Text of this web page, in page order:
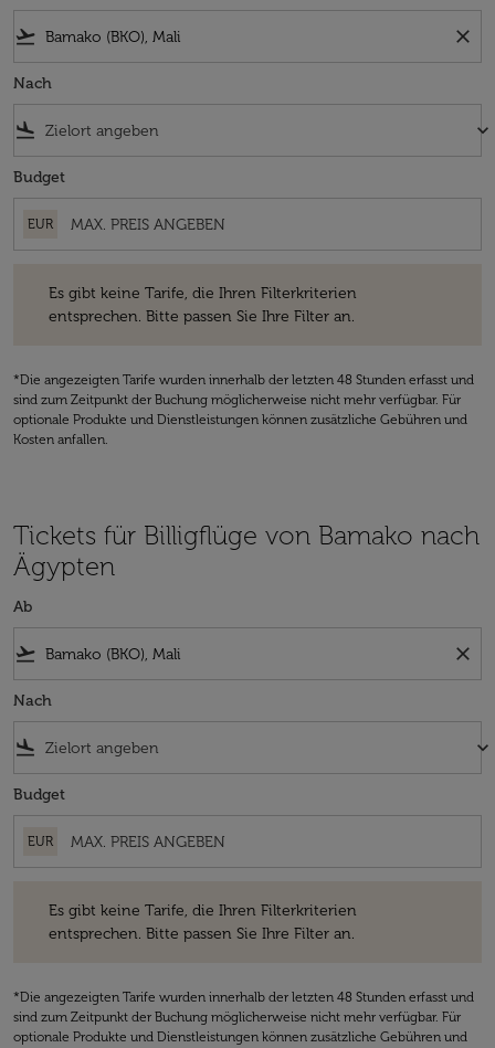
flight_takeoff close
Nach
flight_land keyboard_arrow_down
Budget
EUR
Es gibt keine Tarife, die Ihren Filterkriterien
entsprechen. Bitte passen Sie Ihre Filter an.
*Die angezeigten Tarife wurden innerhalb der letzten 48 Stunden erfasst und
sind zum Zeitpunkt der Buchung möglicherweise nicht mehr verfügbar. Für
optionale Produkte und Dienstleistungen können zusätzliche Gebühren und
Kosten anfallen.
Tickets für Billigflüge von Bamako nach
Ägypten
Ab
flight_takeoff close
Nach
flight_land keyboard_arrow_down
Budget
EUR
Es gibt keine Tarife, die Ihren Filterkriterien
entsprechen. Bitte passen Sie Ihre Filter an.
*Die angezeigten Tarife wurden innerhalb der letzten 48 Stunden erfasst und
sind zum Zeitpunkt der Buchung möglicherweise nicht mehr verfügbar. Für
optionale Produkte und Dienstleistungen können zusätzliche Gebühren und